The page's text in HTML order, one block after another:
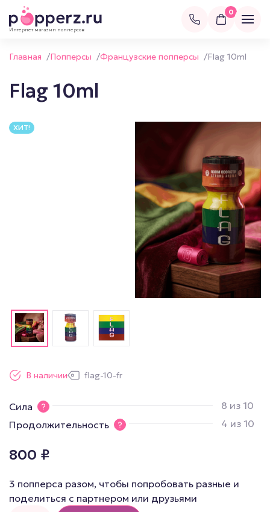
Интернет магазин попперсов
0
Главная /Попперсы /Французские попперсы /Flag 10ml
Flag 10ml
ХИТ!
В наличии flag-10-fr
Сила
8 из 10
Продолжительность
4 из 10
800 ₽
3 попперса разом, чтобы попробовать разные и
поделиться с партнером или друзьями